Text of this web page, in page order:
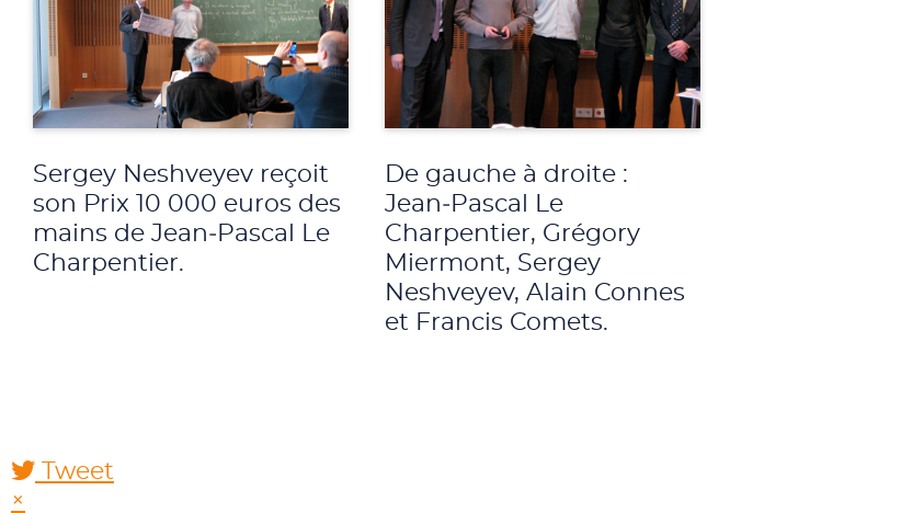
Sergey Neshveyev reçoit
son Prix 10 000 euros des
mains de Jean‑Pascal Le
Charpentier.
De gauche à droite :
Jean‑Pascal Le
Charpentier, Grégory
Miermont, Sergey
Neshveyev, Alain Connes
et Francis Comets.
Tweet
pinterest
×